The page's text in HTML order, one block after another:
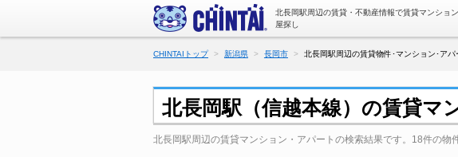
北長岡駅周辺の賃貸・不動産情報で賃貸マンショ
屋探し
CHINTAIトップ 新潟県 長岡市 北長岡駅周辺の賃貸物件･マンション･アパ
北長岡駅（信越本線）の賃貸マ
北長岡駅周辺の賃貸マンション・アパートの検索結果です。18件の物